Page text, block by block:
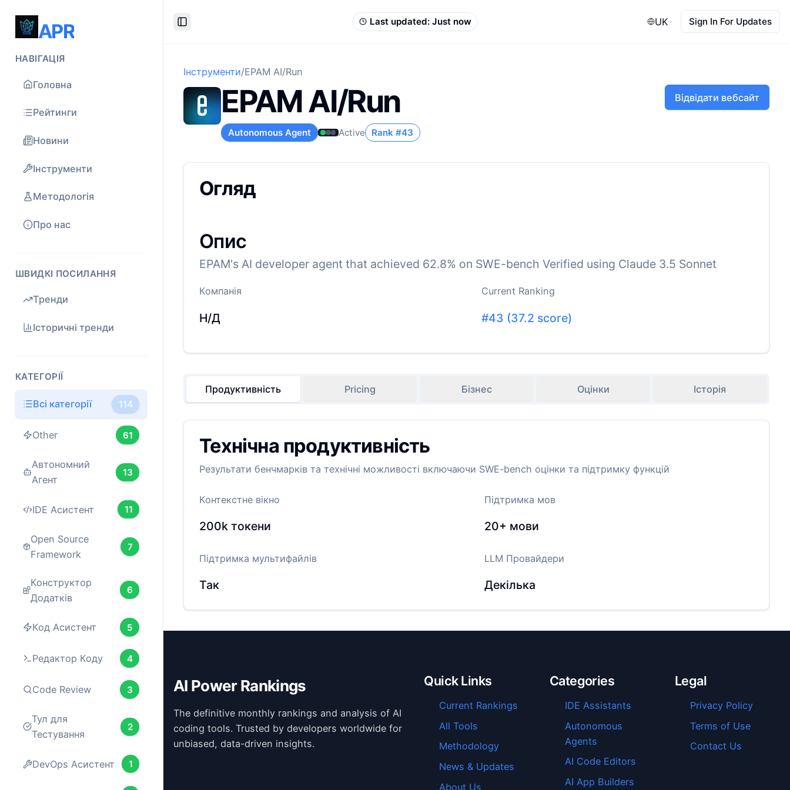
APR
НАВІГАЦІЯ
Головна
Рейтинги
Новини
Інструменти
Методологія
Про нас
ШВИДКІ ПОСИЛАННЯ
Тренди
Історичні тренди
КАТЕГОРІЇ
Всі категорії 114
Other 61
Автономний
Агент
13
IDE Асистент 11
Open Source
Framework
7
Конструктор
Додатків
6
Код Асистент 5
Редактор Коду 4
Code Review 3
Тул для
Тестування
2
DevOps Асистент 1
Toggle Sidebar
Last updated: Just now UK Sign In For Updates
Інструменти/EPAM AI/Run
EPAM AI/Run
Autonomous Agent Active Rank #43
Відвідати вебсайт
Огляд
Опис
EPAM's AI developer agent that achieved 62.8% on SWE-bench Verified using Claude 3.5 Sonnet
Компанія
Н/Д
Current Ranking
#43 (37.2 score)
Продуктивність Pricing Бізнес Оцінки Історія
Технічна продуктивність
Результати бенчмарків та технічні можливості включаючи SWE-bench оцінки та підтримку функцій
Контекстне вікно
200kтокени
Підтримка мов
20+ мови
Підтримка мультифайлів
Так
LLM Провайдери
Декілька
AI Power Rankings
The definitive monthly rankings and analysis of AI
coding tools. Trusted by developers worldwide for
unbiased, data-driven insights.
Quick Links
Current Rankings
All Tools
Methodology
News & Updates
About Us
Categories
IDE Assistants
Autonomous
Agents
AI Code Editors
AI App Builders
Legal
Privacy Policy
Terms of Use
Contact Us